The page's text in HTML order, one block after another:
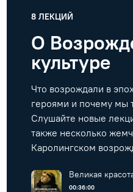
8 ЛЕКЦИЙ
О
культуре
Что возрождали в
героями и почему мы
Слушайте новые
также несколько
Каролингском
Великая
изменил мир
00:36:00